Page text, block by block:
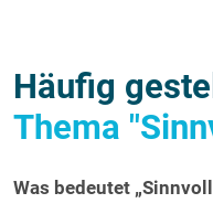
Häufig
Thema
Was bedeutet